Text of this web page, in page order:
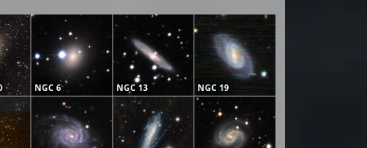
NGC 6 NGC 13 NGC 19